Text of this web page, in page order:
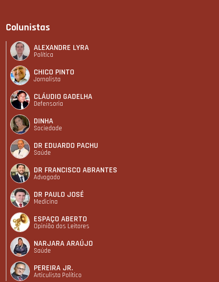
Colunistas
ALEXANDRE LYRA
Política
CHICO PINTO
Jornalista
CLÁUDIO GADELHA
Defensoria
DINHA
Sociedade
DR EDUARDO PACHU
Saúde
DR FRANCISCO ABRANTES
Advogado
DR PAULO JOSÉ
Medicina
ESPAÇO ABERTO
Opinião dos Leitores
NARJARA ARAÚJO
Saúde
PEREIRA JR.
Articulista Polí­tico